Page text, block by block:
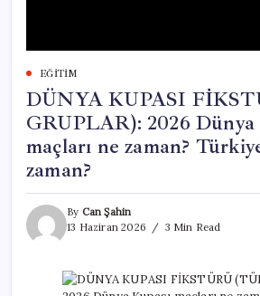
EĞITIM
DÜNYA KUPASI
GRUPLAR): 2026 Dünya
maçları ne zaman?
zaman?
By Can Şahin
13 Haziran 2026
3 Min Read